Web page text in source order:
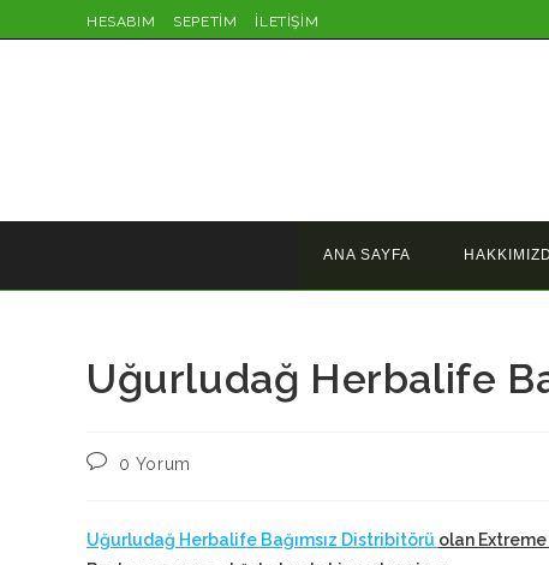
to
HESABIM SEPETİM İLETİŞİM
ANA SAYFA
Uğurludağ Herbalife
Post0 Yorum
Uğurludağ Herbalife Bağımsız Distribitörü olan